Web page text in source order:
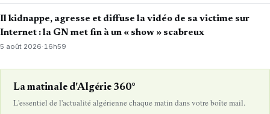
Il kidnappe, agresse et diffuse la vidéo de sa victime sur
Internet : la GN met fin à un « show » scabreux
5 août 2026·16h59
La matinale d'Algérie 360°
L'essentiel de l'actualité algérienne chaque matin dans votre boîte mail.